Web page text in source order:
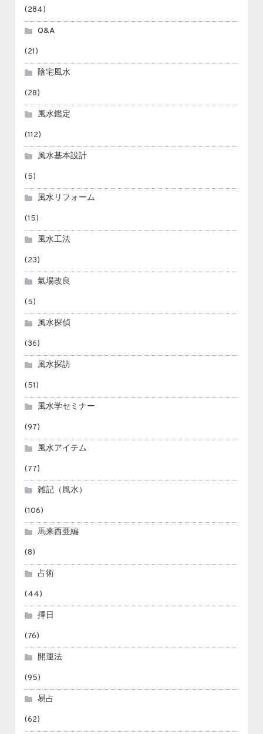
(284)
Q&A
(21)
陰宅風水
(28)
風水鑑定
(112)
風水基本設計
(5)
風水リフォーム
(15)
風水工法
(23)
氣場改良
(5)
風水探偵
(36)
風水探訪
(51)
風水学セミナー
(97)
風水アイテム
(77)
雑記（風水）
(106)
馬来西亜編
(8)
占術
(44)
擇日
(76)
開運法
(95)
易占
(62)